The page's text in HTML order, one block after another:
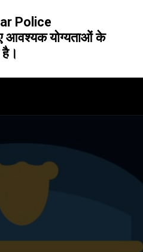
Police
आवश्यक योग्यताओं के
है।